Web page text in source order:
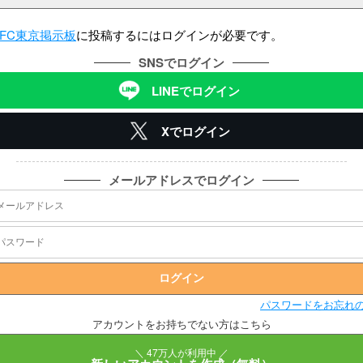
東京掲示板に投稿するにはログインが必要です。
SNSでログイン
LINEでログイン
Xでログイン
メールアドレスでログイン
パスワードをお忘れ
アカウントをお持ちでない方はこちら
＼ 47万人が利用中 ／